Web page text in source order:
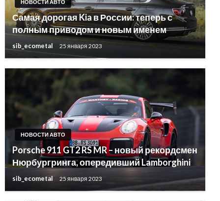
НОВОСТИ АВТО
Самая дорогая Kia в России: теперь с
полным приводом и новым именем
sib_ecometal 25 января 2023
НОВОСТИ АВТО
Porsche 911 GT2 RS MR – новый рекордсмен
Нюрбургринга, опередивший Lamborghini
sib_ecometal 25 января 2023